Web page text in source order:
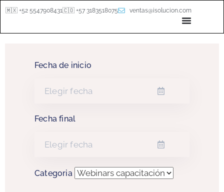
🇲🇽 +52 5547908431🇨🇴 +57 3183518075 ventas@isolucion.com
Fecha de inicio
Fecha final
Categoria